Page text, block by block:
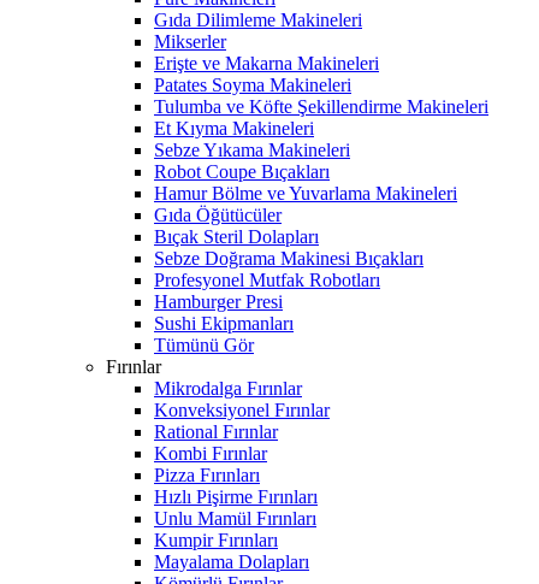
Gıda Dilimleme Makineleri
Mikserler
Erişte ve Makarna Makineleri
Patates Soyma Makineleri
Tulumba ve Köfte Şekillendirme Makineleri
Et Kıyma Makineleri
Sebze Yıkama Makineleri
Robot Coupe Bıçakları
Hamur Bölme ve Yuvarlama Makineleri
Gıda Öğütücüler
Bıçak Steril Dolapları
Sebze Doğrama Makinesi Bıçakları
Profesyonel Mutfak Robotları
Hamburger Presi
Sushi Ekipmanları
Tümünü Gör
Fırınlar
Mikrodalga Fırınlar
Konveksiyonel Fırınlar
Rational Fırınlar
Kombi Fırınlar
Pizza Fırınları
Hızlı Pişirme Fırınları
Unlu Mamül Fırınları
Kumpir Fırınları
Mayalama Dolapları